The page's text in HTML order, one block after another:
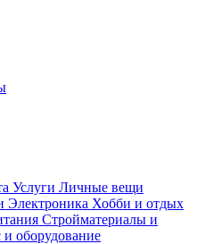
Услуги Личные вещи
Электроника Хобби и отдых
Стройматериалы и
и оборудование